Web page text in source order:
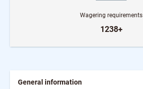
Wagering requirements
1238+
General information